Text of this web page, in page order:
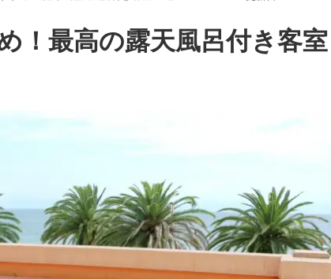
！最高の露天風呂付き客室